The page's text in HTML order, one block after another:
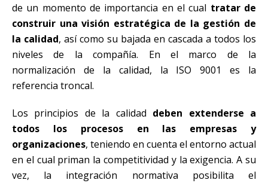
de un momento de importancia en el cual tratar de
construir una visión estratégica de la gestión de
la calidad, así como su bajada en cascada a todos los
niveles de la compañía. En el marco de la
normalización de la calidad, la ISO 9001 es la
referencia troncal.
Los principios de la calidad deben extenderse a
todos los procesos en las empresas y
organizaciones, teniendo en cuenta el entorno actual
en el cual priman la competitividad y la exigencia. A su
vez, la integración normativa posibilita el